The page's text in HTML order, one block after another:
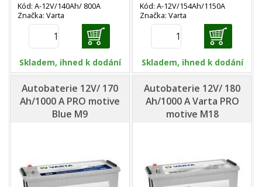
Kód: A-12V/140Ah/ 800A
Značka: Varta
Skladem, ihned k dodání
Kód: A-12V/154Ah/1150A
Značka: Varta
Skladem, ihned k dodání
Autobaterie 12V/ 170
Ah/1000 A PRO motive
Blue M9
Autobaterie 12V/ 180
Ah/1000 A Varta PRO
motive M18